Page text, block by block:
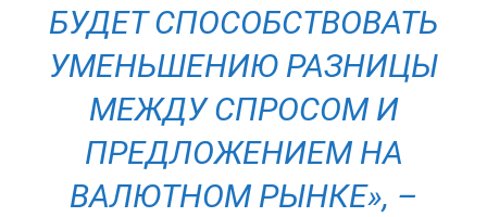
БУДЕТ СПОСОБСТВОВАТЬ
УМЕНЬШЕНИЮ РАЗНИЦЫ
МЕЖДУ СПРОСОМ И
ПРЕДЛОЖЕНИЕМ НА
ВАЛЮТНОМ РЫНКЕ», –